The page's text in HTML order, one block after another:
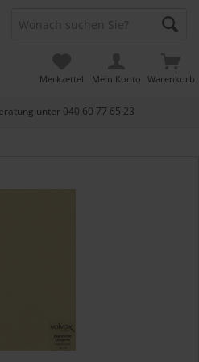
unter 040 60 77 65 23
Warenkorb
Merkzettel Mein Konto